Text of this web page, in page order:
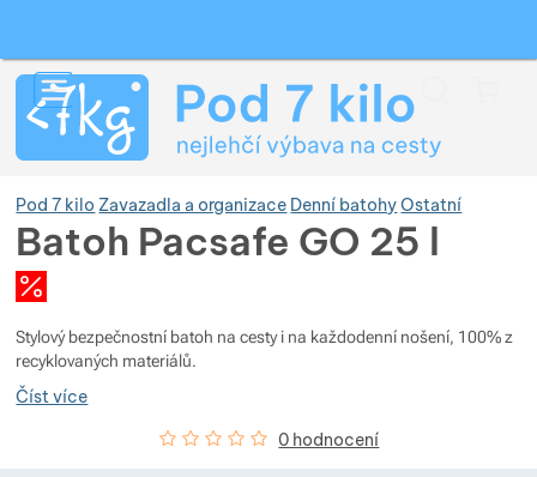
Pod 7 kilo Zavazadla a organizace Denní batohyOstatní
Batoh Pacsafe GO 25 l
Fotografie
Stylový bezpečnostní batoh na cesty i na každodenní nošení, 100% z
recyklovaných materiálů.
Číst více
Hodnocení zákazníků
0% 0 hodnocení
Zobrazit více
Zobrazit více